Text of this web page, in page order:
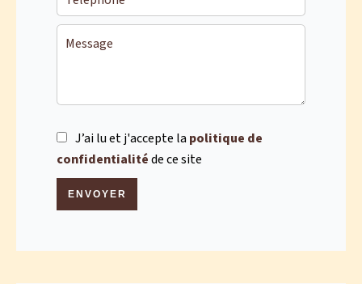
J’ai lu et j'accepte lapolitique de
confidentialitéde ce site
ENVOYER